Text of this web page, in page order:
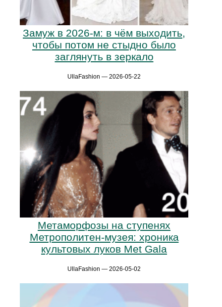
Замуж в 2026-м: в чём выходить,
чтобы потом не стыдно было
заглянуть в зеркало
UllaFashion — 2026-05-22
Метаморфозы на ступенях
Метрополитен-музея: хроника
культовых луков Met Gala
UllaFashion — 2026-05-02